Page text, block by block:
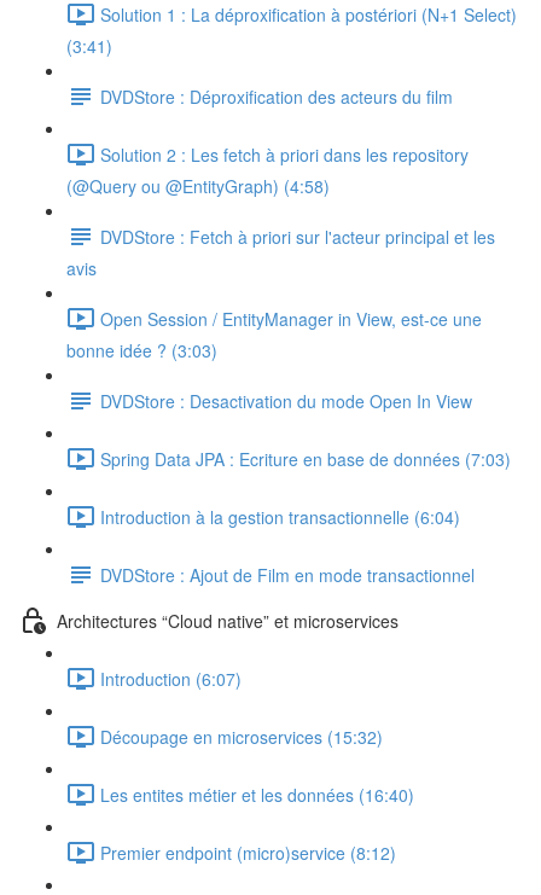
Solution 1 : La déproxification à postériori (N+1 Select)
(3:41)
DVDStore : Déproxification des acteurs du film
Solution 2 : Les fetch à priori dans les repository
(@Query ou @EntityGraph) (4:58)
DVDStore : Fetch à priori sur l'acteur principal et les
avis
Open Session / EntityManager in View, est-ce une
bonne idée ? (3:03)
DVDStore : Desactivation du mode Open In View
Spring Data JPA : Ecriture en base de données (7:03)
Introduction à la gestion transactionnelle (6:04)
DVDStore : Ajout de Film en mode transactionnel
Architectures “Cloud native” et microservices
Introduction (6:07)
Découpage en microservices (15:32)
Les entites métier et les données (16:40)
Premier endpoint (micro)service (8:12)